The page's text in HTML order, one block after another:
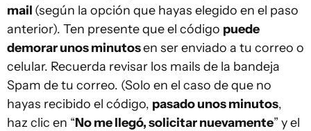
mail (según la opción que hayas elegido en el paso
anterior). Ten presente que el código puede
demorar unos minutosen ser enviado a tu correo o
celular. Recuerda revisar los mails de la bandeja
Spam de tu correo. (Solo en el caso de que no
hayas recibido el código, pasado unos minutos,
haz clic en “No me llegó, solicitar nuevamente” y el